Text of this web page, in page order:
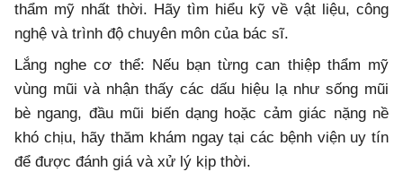
thẩm mỹ nhất thời. Hãy tìm hiểu kỹ về vật liệu, công
nghệ và trình độ chuyên môn của bác sĩ.
Lắng nghe cơ thể: Nếu bạn từng can thiệp thẩm mỹ
vùng mũi và nhận thấy các dấu hiệu lạ như sống mũi
bè ngang, đầu mũi biến dạng hoặc cảm giác nặng nề
khó chịu, hãy thăm khám ngay tại các bệnh viện uy tín
để được đánh giá và xử lý kịp thời.